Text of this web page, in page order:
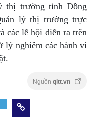
thị trường tỉnh Đồng
lý thị trường trực
các lễ hội diễn ra trên
lý nghiêm các hành vi
Nguồn qltt.vn